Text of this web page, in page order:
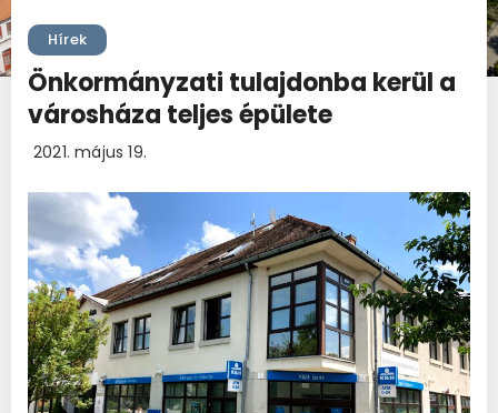
Hírek
Önkormányzati tulajdonba kerül a
városháza teljes épülete
2021. május 19.